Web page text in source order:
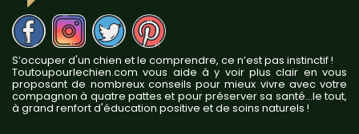
S’occuper d'un chien et le comprendre, ce n’est pas instinctif !
Toutoupourlechien.com vous aide à y voir plus clair en vous
proposant de nombreux conseils pour mieux vivre avec votre
compagnon à quatre pattes et pour préserver sa santé...le tout,
à grand renfort d'éducation positive et de soins naturels !